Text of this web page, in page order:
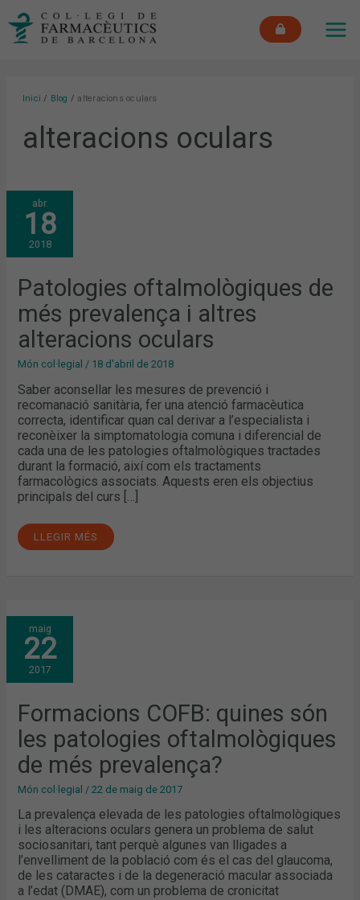
Inici Blog alteracions oculars
alteracions oculars
abr.
18
2018
Patologies oftalmològiques de
més prevalença i altres
alteracions oculars
Món col·legial / 18 d'abril de 2018
Saber aconsellar les mesures de prevenció i
recomanació sanitària, fer una atenció farmacèutica
correcta, identificar quan cal derivar a l’especialista i
reconèixer la simptomatologia comuna i diferencial de
cada una de les patologies oftalmològiques tractades
durant la formació, així com els tractaments
farmacològics associats. Aquests eren els objectius
principals del curs […]
PATOLOGIES
OFTALMOLÒGIQUES
DE
MÉS
PREVALENÇA
I
ALTRES
OCULARS
LLEGIR MÉS
maig
22
2017
Formacions COFB: quines són
les patologies oftalmològiques
de més prevalença?
Món col·legial /22 de maig de 2017
La prevalença elevada de les patologies oftalmològiques
i les alteracions oculars genera un problema de salut
sociosanitari, tant perquè algunes van lligades a
l’envelliment de la població com és el cas del glaucoma,
de les cataractes i de la degeneració macular associada
a l’edat (DMAE), com un problema de cronicitat
FORMACIONS
COFB:
QUINES
SÓN
LES
PATOLOGIES
OFTALMOLÒGIQUES
PREVALENÇA?